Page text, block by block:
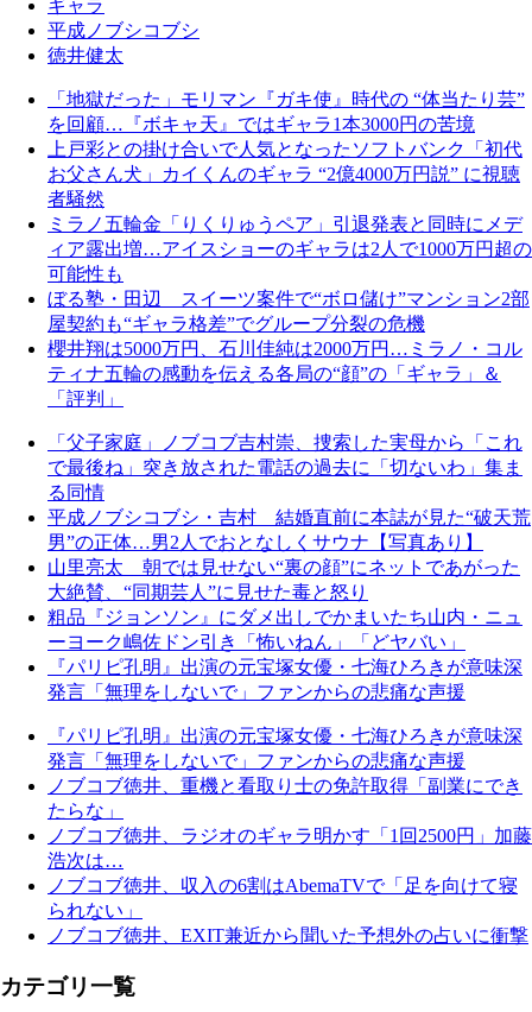
ギャラ
平成ノブシコブシ
徳井健太
「地獄だった」モリマン『ガキ使』時代の “体当たり芸”
を回顧…『ボキャ天』ではギャラ1本3000円の苦境
上戸彩との掛け合いで人気となったソフトバンク「初代
お父さん犬」カイくんのギャラ “2億4000万円説” に視聴
者騒然
ミラノ五輪金「りくりゅうペア」引退発表と同時にメデ
ィア露出増…アイスショーのギャラは2人で1000万円超の
可能性も
ぼる塾・田辺 スイーツ案件で“ボロ儲け”マンション2部
屋契約も“ギャラ格差”でグループ分裂の危機
櫻井翔は5000万円、石川佳純は2000万円…ミラノ・コル
ティナ五輪の感動を伝える各局の“顔”の「ギャラ」＆
「評判」
「父子家庭」ノブコブ吉村崇、捜索した実母から「これ
で最後ね」突き放された電話の過去に「切ないわ」集ま
る同情
平成ノブシコブシ・吉村 結婚直前に本誌が見た“破天荒
男”の正体…男2人でおとなしくサウナ【写真あり】
山里亮太 朝では見せない“裏の顔”にネットであがった
大絶賛、“同期芸人”に見せた毒と怒り
粗品『ジョンソン』にダメ出しでかまいたち山内・ニュ
ーヨーク嶋佐ドン引き「怖いねん」「どヤバい」
『パリピ孔明』出演の元宝塚女優・七海ひろきが意味深
発言「無理をしないで」ファンからの悲痛な声援
『パリピ孔明』出演の元宝塚女優・七海ひろきが意味深
発言「無理をしないで」ファンからの悲痛な声援
ノブコブ徳井、重機と看取り士の免許取得「副業にでき
たらな」
ノブコブ徳井、ラジオのギャラ明かす「1回2500円」加藤
浩次は…
ノブコブ徳井、収入の6割はAbemaTVで「足を向けて寝
られない」
ノブコブ徳井、EXIT兼近から聞いた予想外の占いに衝撃
カテゴリ一覧